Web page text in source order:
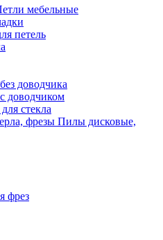
мебельные
петель
доводчика
доводчиком
стекла
Пилы дисковые,
фрез